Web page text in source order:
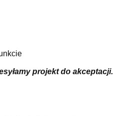
projekt do akceptacji.